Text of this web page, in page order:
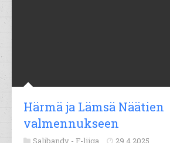
Härmä ja Lämsä Näätien
valmennukseen
Salibandy - F-liiga 29.4.2025